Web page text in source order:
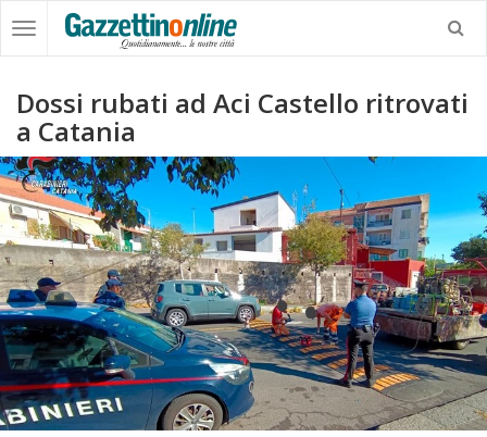
Dossi rubati ad Aci Castello ritrovati
a Catania